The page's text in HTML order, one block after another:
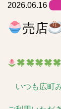
2026.06.16
売店
いつも広町